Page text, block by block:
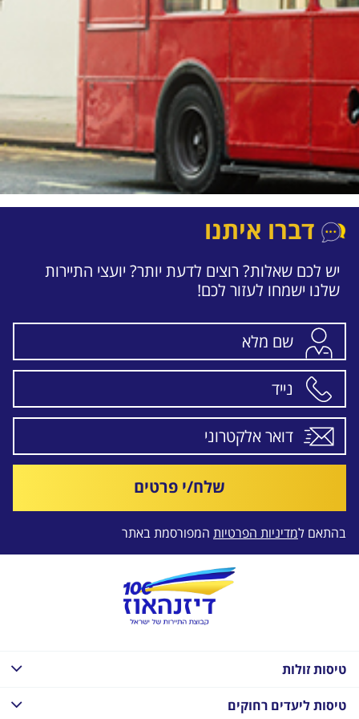
דברו איתנו
יש לכם שאלות? רוצים לדעת יותר? יועצי התיירות
שלנו ישמחו לעזור לכם!
שלח/י פרטים
בהתאם למדיניות הפרטיות המפורסמת באתר
טיסות זולות
טיסות ליעדים רחוקים